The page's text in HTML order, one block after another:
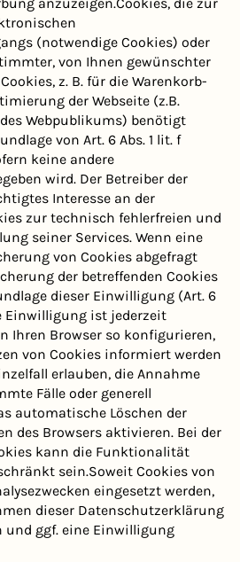
(notwendige Cookies) oder
von Ihnen gewünschter
z. B. für die Warenkorb-
der Webseite (z.B.
Webpublikums) benötigt
von Art. 6 Abs. 1 lit. f
keine andere
wird. Der Betreiber der
Interesse an der
zur technisch fehlerfreien und
seiner Services. Wenn eine
von Cookies abgefragt
der betreffenden Cookies
dieser Einwilligung (Art. 6
Einwilligung ist jederzeit
Ihren Browser so konfigurieren,
von Cookies informiert werden
erlauben, die Annahme
Fälle oder generell
automatische Löschen der
des Browsers aktivieren. Bei der
kann die Funktionalität
sein.Soweit Cookies von
eingesetzt werden,
dieser Datenschutzerklärung
und ggf. eine Einwilligung